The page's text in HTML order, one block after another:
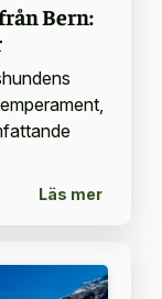
Bern:
Läs mer